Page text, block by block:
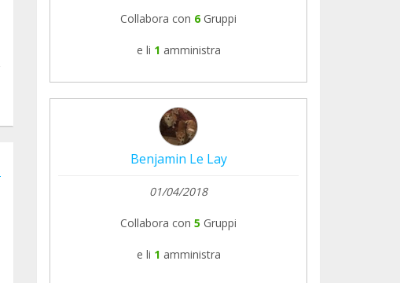
Collabora con 6Gruppi
e li 1 amministra
Benjamin Le Lay
01/04/2018
Collabora con 5 Gruppi
e li 1 amministra